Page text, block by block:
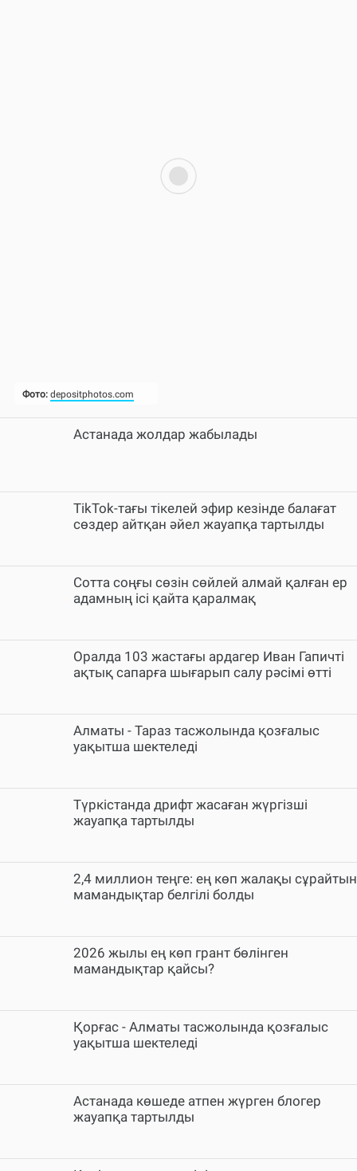
Астанада жолдар жабылады
TikTok-тағы тікелей эфир кезінде балағат
сөздер айтқан әйел жауапқа тартылды
Cотта соңғы сөзін сөйлей алмай қалған ер
адамның ісі қайта қаралмақ
Оралда 103 жастағы ардагер Иван Гапичті
ақтық сапарға шығарып салу рәсімі өтті
Алматы - Тараз тасжолында қозғалыс
уақытша шектеледі
Түркістанда дрифт жасаған жүргізші
жауапқа тартылды
2,4 миллион теңге: ең көп жалақы сұрайтын
мамандықтар белгілі болды
2026 жылы ең көп грант бөлінген
мамандықтар қайсы?
Қорғас - Алматы тасжолында қозғалыс
уақытша шектеледі
Астанада көшеде атпен жүрген блогер
жауапқа тартылды